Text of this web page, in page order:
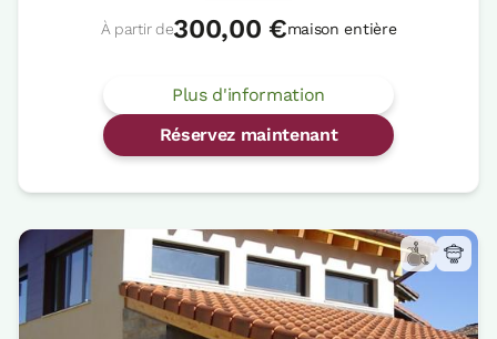
À partir de300,00 €maison entière
Plus d'information
Réservez maintenant